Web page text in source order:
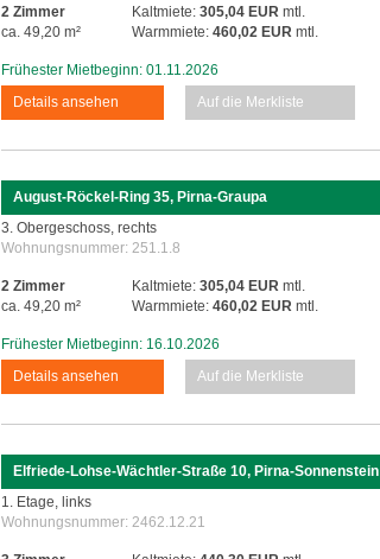
2 Zimmer
ca. 49,20 m²
Kaltmiete: 305,04 EUR mtl.
Warmmiete: 460,02 EUR mtl.
Frühester Mietbeginn: 01.11.2026
Details ansehen
Auf die Merkliste
August-Röckel-Ring 35, Pirna-Graupa
3. Obergeschoss, rechts
Wohnungsnummer: 251.1.8
2 Zimmer
ca. 49,20 m²
Kaltmiete: 305,04 EUR mtl.
Warmmiete: 460,02 EUR mtl.
Frühester Mietbeginn: 16.10.2026
Details ansehen
Auf die Merkliste
Elfriede-Lohse-Wächtler-Straße 10, Pirna-Sonnenstein
1. Etage, links
Wohnungsnummer: 2462.12.21